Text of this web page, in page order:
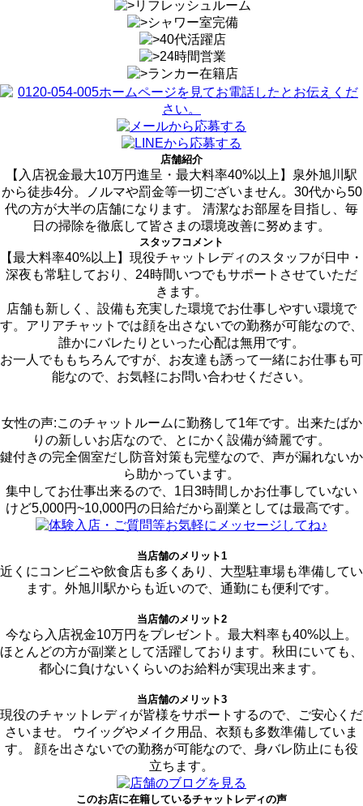
店舗紹介
【入店祝金最大10万円進呈・最大料率40%以上】泉外旭川駅
から徒歩4分。ノルマや罰金等一切ございません。30代から50
代の方が大半の店舗になります。 清潔なお部屋を目指し、毎
日の掃除を徹底して皆さまの環境改善に努めます。
スタッフコメント
【最大料率40%以上】現役チャットレディのスタッフが日中・
深夜も常駐しており、24時間いつでもサポートさせていただ
きます。
店舗も新しく、設備も充実した環境でお仕事しやすい環境で
す。アリアチャットでは顔を出さないでの勤務が可能なので、
誰かにバレたりといった心配は無用です。
お一人でももちろんですが、お友達も誘って一緒にお仕事も可
能なので、お気軽にお問い合わせください。
女性の声:このチャットルームに勤務して1年です。出来たばか
りの新しいお店なので、とにかく設備が綺麗です。
鍵付きの完全個室だし防音対策も完璧なので、声が漏れないか
ら助かっています。
集中してお仕事出来るので、1日3時間しかお仕事していない
けど5,000円~10,000円の日給だから副業としては最高です。
当店舗のメリット1
近くにコンビニや飲食店も多くあり、大型駐車場も準備してい
ます。外旭川駅からも近いので、通勤にも便利です。
当店舗のメリット2
今なら入店祝金10万円をプレゼント。最大料率も40%以上。
ほとんどの方が副業として活躍しております。秋田にいても、
都心に負けないくらいのお給料が実現出来ます。
当店舗のメリット3
現役のチャットレディが皆様をサポートするので、ご安心くだ
さいませ。 ウイッグやメイク用品、衣類も多数準備していま
す。 顔を出さないでの勤務が可能なので、身バレ防止にも役
立ちます。
このお店に在籍しているチャットレディの声